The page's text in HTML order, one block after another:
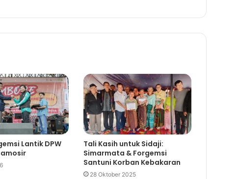
Lantik DPW
Tali Kasih untuk Sidaji:
Simarmata & Forgemsi
Santuni Korban Kebakaran
28 Oktober 2025